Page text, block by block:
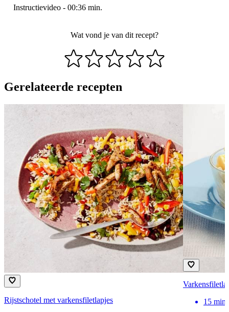
Instructievideo - 00:36 min.
Wat vond je van dit recept?
Gerelateerde recepten
Rijstschotel met varkensfiletlapjes
15 min